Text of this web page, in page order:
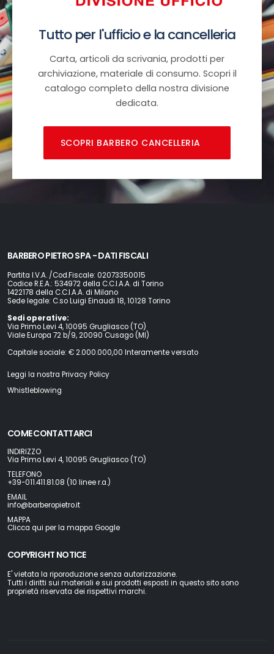
Tutto per l'ufficio e la cancelleria
Carta, articoli da scrivania, prodotti per
archiviazione, materiale di consumo. Scopri il
catalogo completo della nostra divisione
dedicata.
SCOPRI BARBERO CANCELLERIA
BARBERO PIETRO SPA - DATI FISCALI
Partita I.V.A. /Cod.Fiscale: 02073350015
Codice R.E.A.: 534972 della C.C.I.A.A. di Torino
1422178 della C.C.I.A.A. di Milano
Sede legale: C.so Luigi Einaudi 18, 10128 Torino
Sedi operative:
Via Primo Levi 4, 10095 Grugliasco (TO)
Viale Europa 72 b/9, 20090 Cusago (MI)
Capitale sociale: € 2.000.000,00 Interamente versato
Leggi la nostra Privacy Policy
Whistleblowing
COME CONTATTARCI
INDIRIZZO
Via Primo Levi 4, 10095 Grugliasco (TO)
TELEFONO
+39-011.411.81.08 (10 linee r.a.)
EMAIL
info@barberopietro.it
MAPPA
Clicca qui per la mappa Google
COPYRIGHT NOTICE
E' vietata la riporoduzione senza autorizzazione.
Tutti i diritti sui materiali e sui prodotti esposti in questo sito sono
proprietà riservata dei rispettivi marchi.